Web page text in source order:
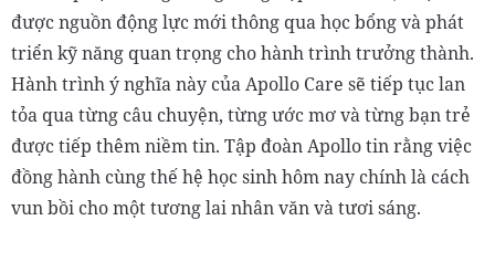
được nguồn động lực mới thông qua học bổng và phát
triển kỹ năng quan trọng cho hành trình trưởng thành.
Hành trình ý nghĩa này của Apollo Care sẽ tiếp tục lan
tỏa qua từng câu chuyện, từng ước mơ và từng bạn trẻ
được tiếp thêm niềm tin. Tập đoàn Apollo tin rằng việc
đồng hành cùng thế hệ học sinh hôm nay chính là cách
vun bồi cho một tương lai nhân văn và tươi sáng.